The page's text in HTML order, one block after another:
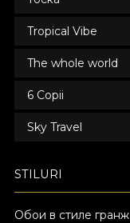
Tropical Vibe
The whole world
6 Copii
Sky Travel
STILURI
Обои в стиле гранж